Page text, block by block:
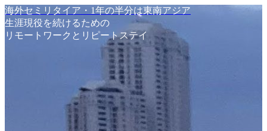
海外セミリタイア・1年の半分は東南アジア
生涯現役を続けるための
リモートワークとリピートステイ